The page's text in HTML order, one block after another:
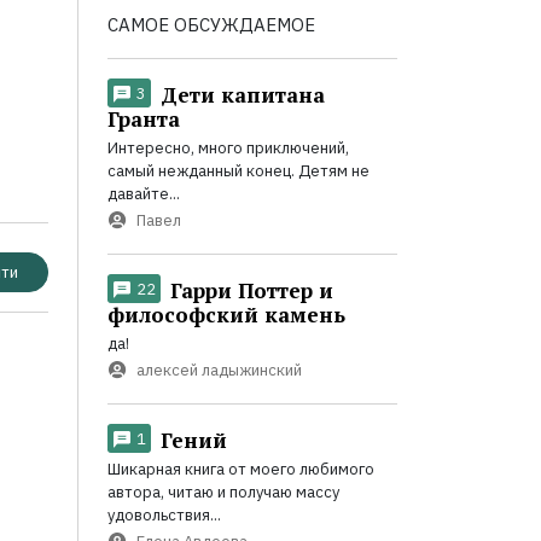
САМОЕ ОБСУЖДАЕМОЕ
3
Дети капитана
Гранта
Интересно, много приключений,
самый нежданный конец. Детям не
давайте...
Павел
22
Гарри Поттер и
философский камень
да!
алексей ладыжинский
1 Гений
Шикарная книга от моего любимого
автора, читаю и получаю массу
удовольствия...